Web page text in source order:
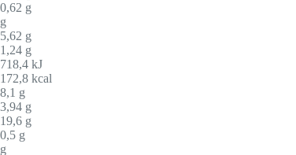
0,62 g
g
5,62 g
1,24 g
718,4 kJ
172,8 kcal
8,1 g
3,94 g
19,6 g
0,5 g
g